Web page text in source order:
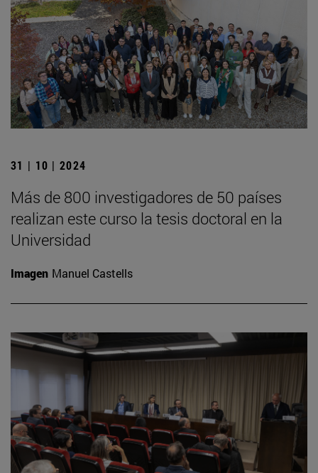
31 | 10 | 2024
Más de 800 investigadores de 50 países
realizan este curso la tesis doctoral en la
Universidad
Imagen Manuel Castells